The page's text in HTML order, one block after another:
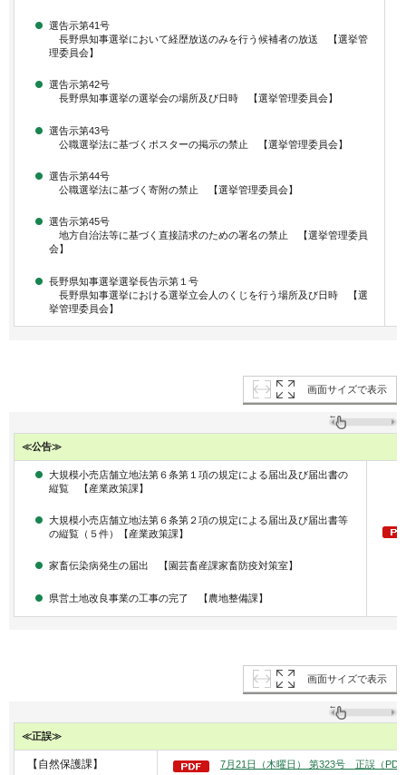
選告示第41号
長野県知事選挙において経歴放送のみを行う候補者の放送 【選挙管
理委員会】
選告示第42号
長野県知事選挙の選挙会の場所及び日時 【選挙管理委員会】
選告示第43号
公職選挙法に基づくポスターの掲示の禁止 【選挙管理委員会】
選告示第44号
公職選挙法に基づく寄附の禁止 【選挙管理委員会】
選告示第45号
地方自治法等に基づく直接請求のための署名の禁止 【選挙管理委員
会】
長野県知事選挙選挙長告示第１号
長野県知事選挙における選挙立会人のくじを行う場所及び日時 【選
挙管理委員会】
画面サイズで表示
≪公告≫
大規模小売店舗立地法第６条第１項の規定による届出及び届出書の
縦覧 【産業政策課】
大規模小売店舗立地法第６条第２項の規定による届出及び届出書等
の縦覧（５件）【産業政策課】
家畜伝染病発生の届出 【園芸畜産課家畜防疫対策室】
県営土地改良事業の工事の完了 【農地整備課】
画面サイズで表示
≪正誤≫
【自然保護課】 7月21日（木曜日） 第323号 正誤（PDF